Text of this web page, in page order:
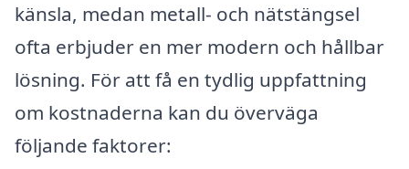
känsla, medan metall- och nätstängsel
ofta erbjuder en mer modern och hållbar
lösning. För att få en tydlig uppfattning
om kostnaderna kan du överväga
följande faktorer: